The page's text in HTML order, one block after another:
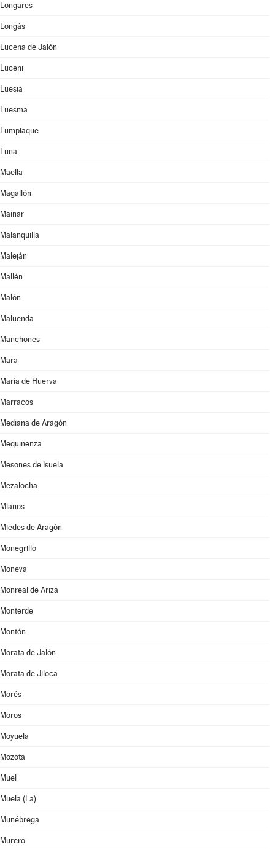
Longares
Longás
Lucena de Jalón
Luceni
Luesia
Luesma
Lumpiaque
Luna
Maella
Magallón
Mainar
Malanquilla
Maleján
Mallén
Malón
Maluenda
Manchones
Mara
María de Huerva
Marracos
Mediana de Aragón
Mequinenza
Mesones de Isuela
Mezalocha
Mianos
Miedes de Aragón
Monegrillo
Moneva
Monreal de Ariza
Monterde
Montón
Morata de Jalón
Morata de Jiloca
Morés
Moros
Moyuela
Mozota
Muel
Muela (La)
Munébrega
Murero